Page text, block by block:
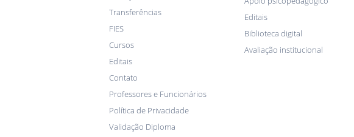
Transferências
FIES
Cursos
Editais
Contato
Professores e Funcionários
Política de Privacidade
Validação Diploma
Editais
Biblioteca digital
Avaliação institucional